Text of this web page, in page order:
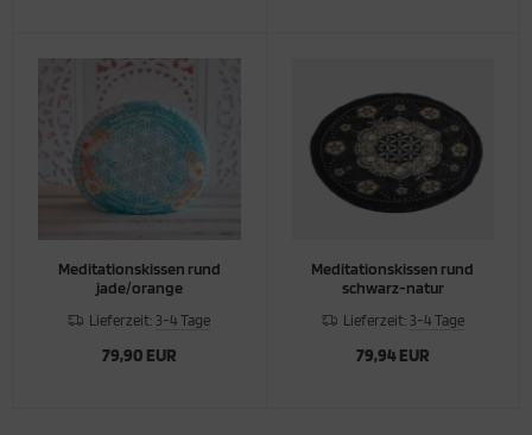
Meditationskissen rund
jade/orange
Lieferzeit: 3-4 Tage
79,90 EUR
Meditationskissen rund
schwarz-natur
Lieferzeit: 3-4 Tage
79,94 EUR